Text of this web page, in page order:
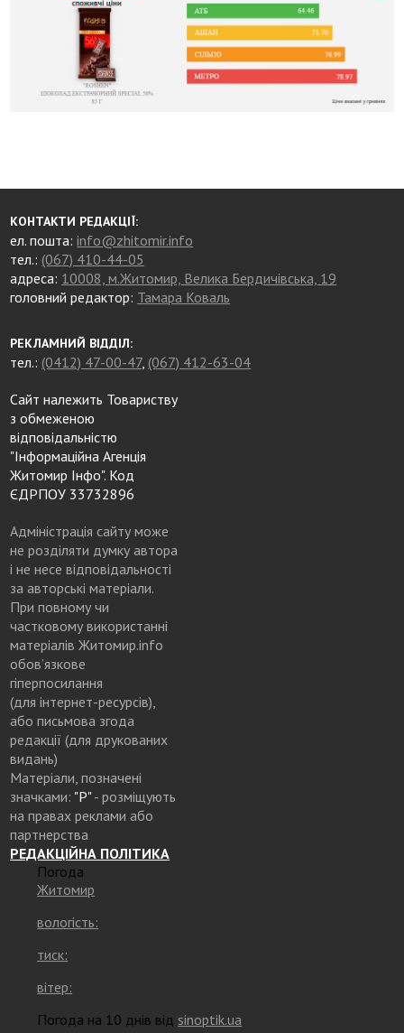
КОНТАКТИ РЕДАКЦІЇ:
ел. пошта:info@zhitomir.info
тел.: (067) 410-44-05
адреса: 10008, м.Житомир, Велика Бердичівська, 19
головний редактор: Тамара Коваль
РЕКЛАМНИЙ ВІДДІЛ:
тел.: (0412) 47-00-47, (067) 412-63-04
Сайт належить Товариству
з обмеженою
відповідальністю
"Інформаційна Агенція
Житомир Інфо". Код
ЄДРПОУ 33732896
Адміністрація сайту може
не розділяти думку автора
і не несе відповідальності
за авторські матеріали.
При повному чи
частковому використанні
матеріалів Житомир.info
обов’язкове
гіперпосилання
(для інтернет-ресурсів),
або письмова згода
редакції (для друкованих
видань)
Матеріали, позначені
значками: "Р"- розміщують
на правах реклами або
партнерства
РЕДАКЦІЙНА ПОЛІТИКА
Погода
Житомир
вологість:
тиск:
вітер:
Погода на 10 днів від sinoptik.ua